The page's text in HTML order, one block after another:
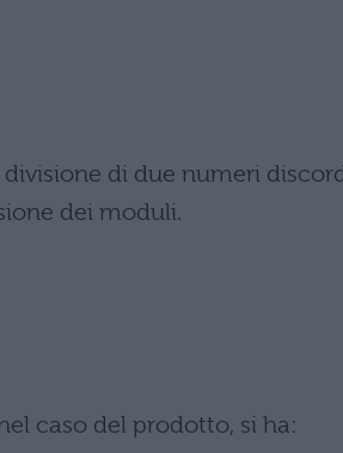
divisione di due numeri
dei moduli.
caso del prodotto, si ha: